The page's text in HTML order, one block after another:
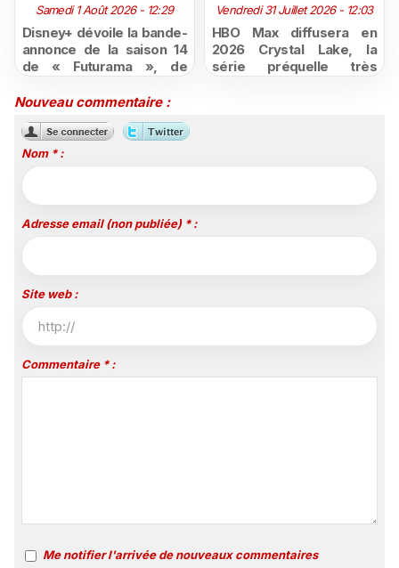
Samedi 1 Août 2026 - 12:29
Disney+ dévoile la bande-
annonce de la saison 14
de « Futurama », de
Vendredi 31 Juillet 2026 - 12:03
HBO Max diffusera en
2026 Crystal Lake, la
série préquelle très
Nouveau commentaire :
Nom * :
Adresse email (non publiée) * :
Site web :
Commentaire * :
Me notifier l'arrivée de nouveaux commentaires